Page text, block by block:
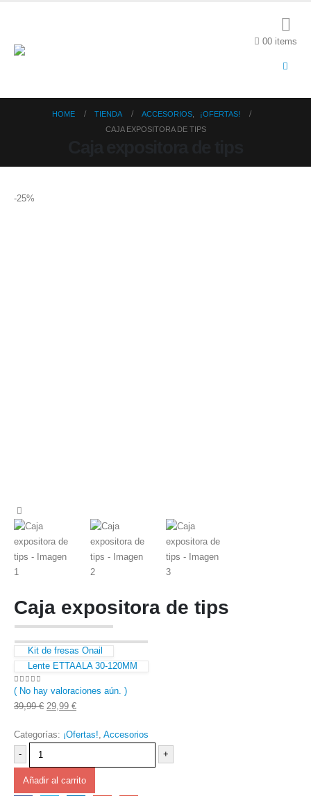
00 items
HOME TIENDA ACCESORIOS,
¡OFERTAS!
CAJA EXPOSITORA DE TIPS
-25%
Caja expositora de tips
Kit de fresas Onail
Lente ETTAALA 30-120MM
0 out of 5
( No hay valoraciones aún. )
39,99€ El
original
39,99 €.
29,99 €El
actual
29,99 €.
Categorías: ¡Ofertas! Accesorios
-
+
Añadir al carrito